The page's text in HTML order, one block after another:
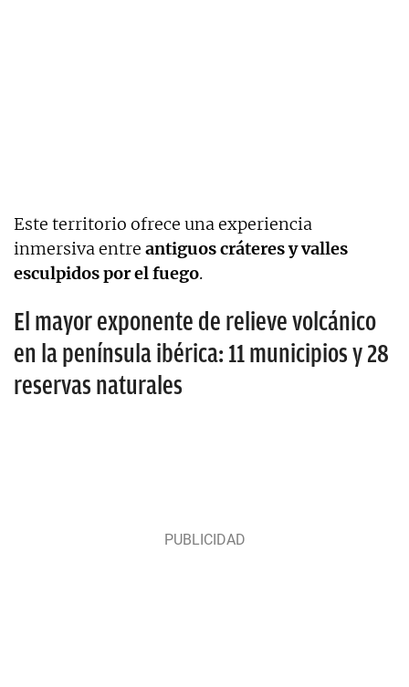
Este territorio ofrece una experiencia
inmersiva entre antiguos cráteres y valles
esculpidos por el fuego.
El mayor exponente de relieve volcánico
en la península ibérica: 11 municipios y 28
reservas naturales